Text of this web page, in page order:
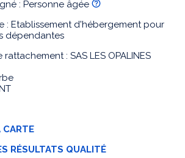
: Personne âgée
: Etablissement d'hébergement pour
dépendantes
: SAS LES OPALINES
CARTE
RÉSULTATS QUALITÉ